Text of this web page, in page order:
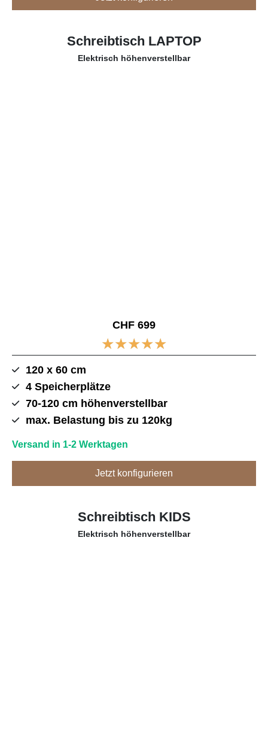
Schreibtisch LAPTOP
Elektrisch höhenverstellbar
CHF 699
★★★★★
120 x 60 cm
4 Speicherplätze
70-120 cm höhenverstellbar
max. Belastung bis zu 120kg
Versand in 1-2 Werktagen
Jetzt konfigurieren
Schreibtisch KIDS
Elektrisch höhenverstellbar